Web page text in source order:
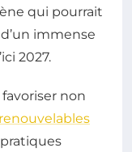
qui pourrait
immense
2027.
non